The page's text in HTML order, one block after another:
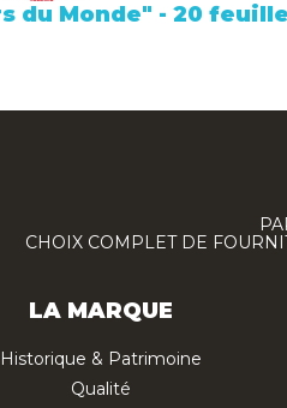
du Monde" - 20
CHOIX COMPLET DE
LA MARQUE
Historique & Patrimoine
Qualité